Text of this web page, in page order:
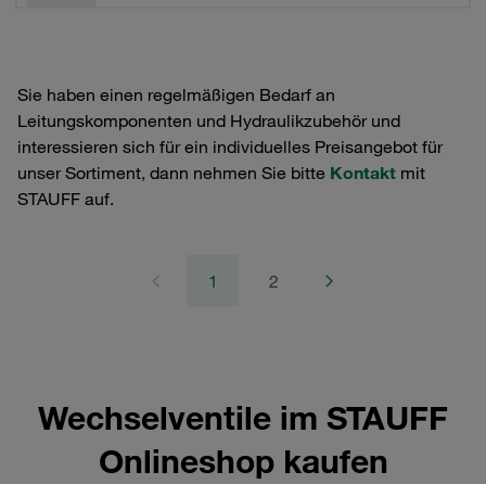
Sie haben einen regelmäßigen Bedarf an
Leitungskomponenten und Hydraulikzubehör und
interessieren sich für ein individuelles Preisangebot für
unser Sortiment, dann nehmen Sie bitte Kontakt mit
STAUFF auf.
1 2
Wechselventile im STAUFF
Onlineshop kaufen